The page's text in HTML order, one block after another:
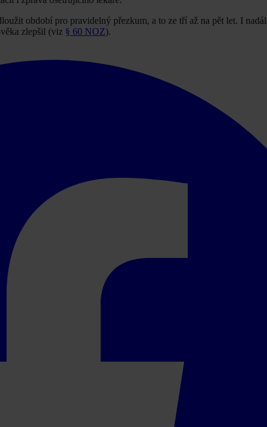
období pro pravidelný přezkum, a to ze tří až na pět let. I
zlepšil (viz § 60 NOZ).